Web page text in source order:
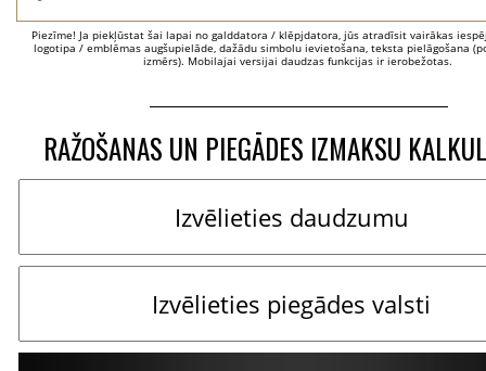
Piezīme! Ja piekļūstat šai lapai no galddatora / klēpjdatora, jūs atradīsit vairākas
logotipa / emblēmas augšupielāde, dažādu simbolu ievietošana, teksta pielāgošana
izmērs). Mobilajai versijai daudzas funkcijas ir ierobežotas.
RAŽOŠANAS UN PIEGĀDES IZMAKSU